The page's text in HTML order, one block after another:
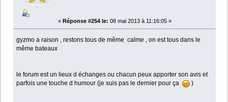
« Réponse #254 le: 08 mai 2013 à 11:16:05 »
gyzmo a raison , restons tous de même calme , on est tous dans le
même bateaux
le forum est un lieux d échanges ou chacun peux apporter son avis et
parfois une touche d humour (je suis pas le dernier pour ça
)